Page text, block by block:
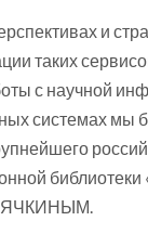
и
таких
с научной
системах мы